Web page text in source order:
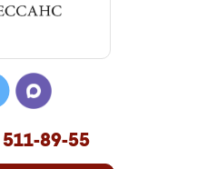
511-89-55